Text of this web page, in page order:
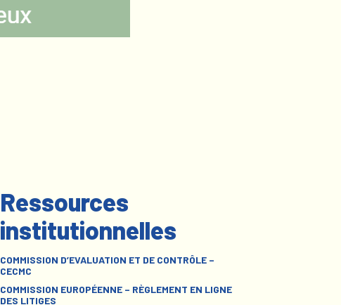
Ressources
institutionnelles
COMMISSION D’EVALUATION ET DE CONTRÔLE –
CECMC
COMMISSION EUROPÉENNE – RÈGLEMENT EN LIGNE
DES LITIGES